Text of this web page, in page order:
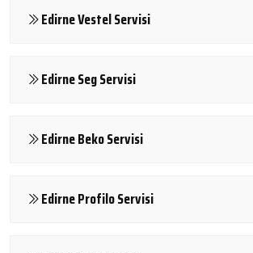
Edirne Vestel Servisi
Edirne Seg Servisi
Edirne Beko Servisi
Edirne Profilo Servisi